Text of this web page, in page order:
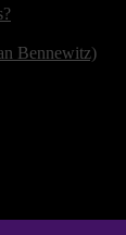
Bennewitz)